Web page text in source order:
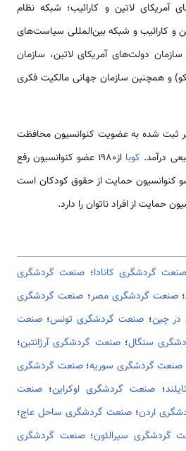
آمریکای لاتین و کارائیب؛ شبکه نظام
و کارائیب و شبکه بین‌المللی سیاست‌های
دولت‌های آمریکای لاتین، سازمان
و همچنین سازمان جهانی مالکیت فکری
مارس ۱۹۸۱ با ۹ اثر ثبت شده به عضویت کنوانسیون محافظت
درآمد. کوبا
از۱۹۸۰ عضو کنوانسیون رفع
علیه زنان، از ۱۹۹۰ عضو کنوانسیون حمایت از حقوق کودکان است
صنعت گردشگری کانادا؛ صنعت گردشگری
؛ صنعت گردشگری مصر؛ صنعت گردشگری
چین؛ صنعت گردشگری تونس؛ صنعت
سنگال؛صنعت گردشگری آرژانتین؛
صنعت گردشگری سوریه؛صنعت گردشگری
؛ صنعت گردشگری اوکراین؛ صنعت
اردن؛ صنعت گردشگری ساحل عاج؛
گردشگری سیرالئون؛صنعت گردشگری